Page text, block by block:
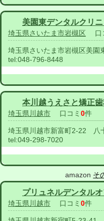
美園東デンタルクリニ
埼玉県さいたま市岩槻区 口
埼玉県さいたま市岩槻区美園
tel:048-796-8448
本川越うえさと矯正
埼玉県川越市 口コミ 0件
埼玉県川越市新富町2-22 八
tel:049-298-7020
amazon そ
プリュネルデンタル
埼玉県川越市 口コミ 0件